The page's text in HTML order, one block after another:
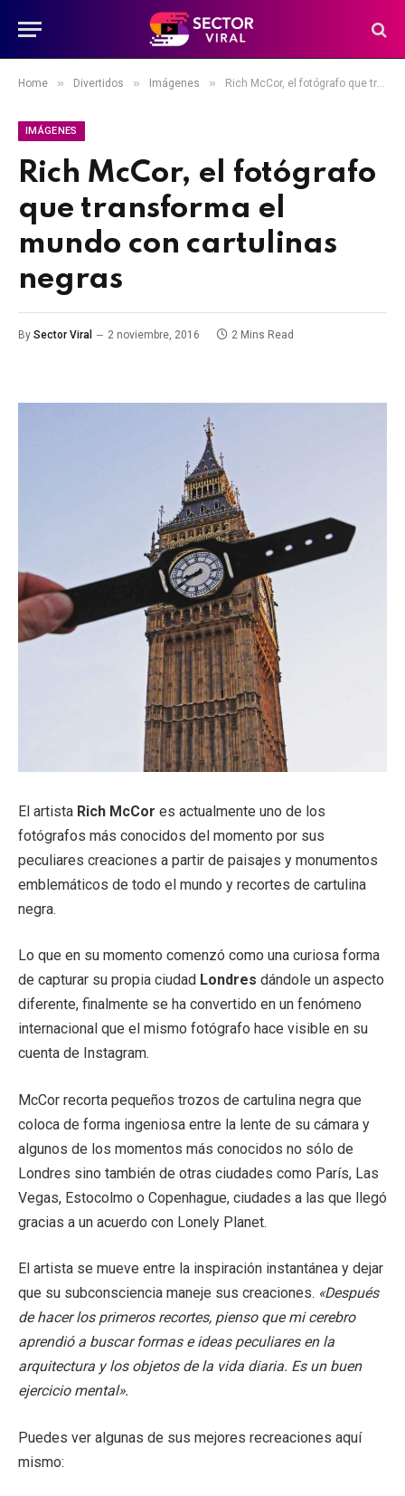
Home » Divertidos » Imágenes » Rich McCor, el fotógrafo que transforma el mundo con cartulinas negras
IMÁGENES
Rich McCor, el fotógrafo
que transforma el
mundo con cartulinas
negras
By Sector Viral 2 noviembre, 2016 2 Mins Read
El artista Rich McCor es actualmente uno de los
fotógrafos más conocidos del momento por sus
peculiares creaciones a partir de paisajes y monumentos
emblemáticos de todo el mundo y recortes de cartulina
negra.
Lo que en su momento comenzó como una curiosa forma
de capturar su propia ciudad Londres dándole un aspecto
diferente, finalmente se ha convertido en un fenómeno
internacional que el mismo fotógrafo hace visible en su
cuenta de Instagram.
McCor recorta pequeños trozos de cartulina negra que
coloca de forma ingeniosa entre la lente de su cámara y
algunos de los momentos más conocidos no sólo de
Londres sino también de otras ciudades como París, Las
Vegas, Estocolmo o Copenhague, ciudades a las que llegó
gracias a un acuerdo con Lonely Planet.
El artista se mueve entre la inspiración instantánea y dejar
que su subconsciencia maneje sus creaciones. «Después
de hacer los primeros recortes, pienso que mi cerebro
aprendió a buscar formas e ideas peculiares en la
arquitectura y los objetos de la vida diaria. Es un buen
ejercicio mental».
Puedes ver algunas de sus mejores recreaciones aquí
mismo: